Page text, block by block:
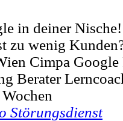
in deiner
zu wenig
Cimpa Google
Berater
Störungsdienst